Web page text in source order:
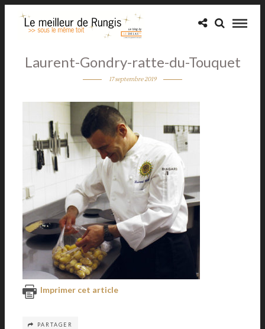
Laurent-Gondry-ratte-du-Touquet
17 septembre 2019
Imprimer cet article
PARTAGER